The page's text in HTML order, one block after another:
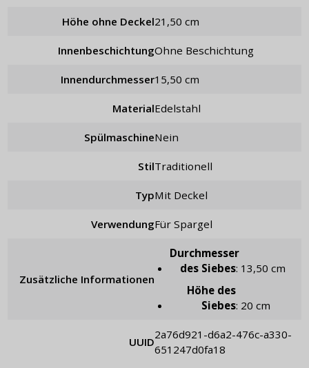
Höhe ohne Deckel 21,50 cm
Innenbeschichtung ohne Beschichtung
Innendurchmesser 15,50 cm
Material Edelstahl
Spülmaschine Nein
Stil traditionell
Typ mit Deckel
Verwendung für Spargel
Zusätzliche Informationen
Durchmesser
des Siebes: 13,50 cm
Höhe des
Siebes: 20 cm
UUID
2a76d921-d6a2-476c-a330-
651247d0fa18